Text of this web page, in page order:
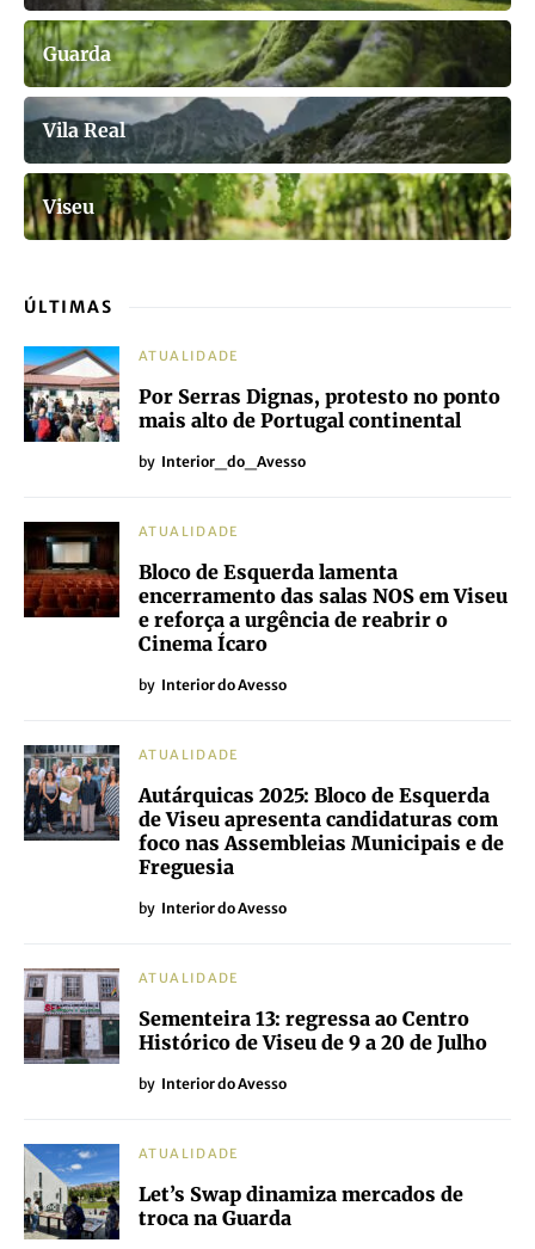
Guarda
Vila Real
Viseu
ÚLTIMAS
ATUALIDADE
Por Serras Dignas, protesto no ponto
mais alto de Portugal continental
by Interior_do_Avesso
ATUALIDADE
Bloco de Esquerda lamenta
encerramento das salas NOS em Viseu
e reforça a urgência de reabrir o
Cinema Ícaro
by Interior do Avesso
ATUALIDADE
Autárquicas 2025: Bloco de Esquerda
de Viseu apresenta candidaturas com
foco nas Assembleias Municipais e de
Freguesia
by Interior do Avesso
ATUALIDADE
Sementeira 13: regressa ao Centro
Histórico de Viseu de 9 a 20 de Julho
by Interior do Avesso
ATUALIDADE
Let’s Swap dinamiza mercados de
troca na Guarda